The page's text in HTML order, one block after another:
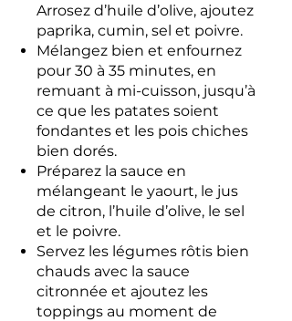
Arrosez d’huile d’olive, ajoutez
paprika, cumin, sel et poivre.
Mélangez bien et enfournez
pour 30 à 35 minutes, en
remuant à mi-cuisson, jusqu’à
ce que les patates soient
fondantes et les pois chiches
bien dorés.
Préparez la sauce en
mélangeant le yaourt, le jus
de citron, l’huile d’olive, le sel
et le poivre.
Servez les légumes rôtis bien
chauds avec la sauce
citronnée et ajoutez les
toppings au moment de